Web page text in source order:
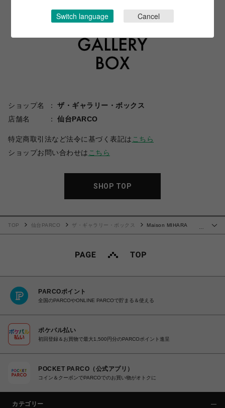
ショップ名
ザ・ギャラリー・ボックス
店舗名
仙台PARCO
特定商取引法など法令に基づく表記は こちら
ショップお問い合わせは こちら
SHOP TOP
TOP 仙台PARCO ザ・ギャラリー・ボックス
Maison MIHARA
PARCOポイント
全国のPARCOやONLINE PARCOで貯まる＆使える
ポケパル払い
初回登録＆お買物で最大1,500円分のPARCOポイント進呈
POCKET PARCO（公式アプリ）
コイン＆クーポンでPARCOでのお買い物がオトクに
カテゴリー
Switch language Cancel